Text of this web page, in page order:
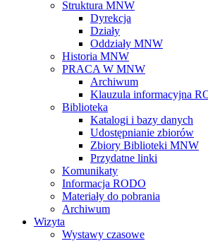
Struktura MNW
Dyrekcja
Działy
Oddziały MNW
Historia MNW
PRACA W MNW
Archiwum
Klauzula informacyjna
Biblioteka
Katalogi i bazy danych
Udostępnianie zbiorów
Zbiory Biblioteki MNW
Przydatne linki
Komunikaty
Informacja RODO
Materiały do pobrania
Archiwum
Wizyta
Wystawy czasowe